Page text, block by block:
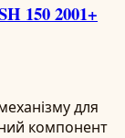
150 2001+
для
компонент